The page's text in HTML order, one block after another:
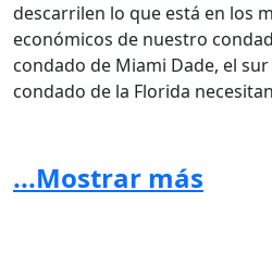
descarrilen lo que está en los
económicos de nuestro
condado de Miami Dade, el
condado de la Florida
---------------------------------------------
...Mostrar más